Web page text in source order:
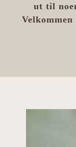
ut til